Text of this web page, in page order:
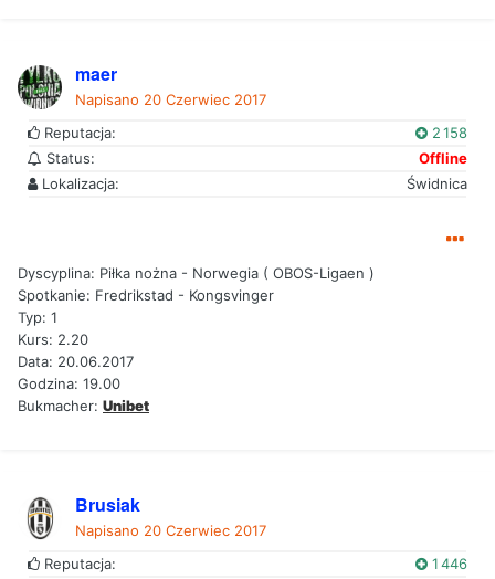
maer
Napisano 20 Czerwiec 2017
Reputacja:
2 158
Status:
Offline
Lokalizacja:
Świdnica
Dyscyplina: Piłka nożna - Norwegia ( OBOS-Ligaen )
Spotkanie: Fredrikstad - Kongsvinger
Typ: 1
Kurs: 2.20
Data: 20.06.2017
Godzina: 19.00
Bukmacher: Unibet
Brusiak
Napisano 20 Czerwiec 2017
Reputacja:
1 446